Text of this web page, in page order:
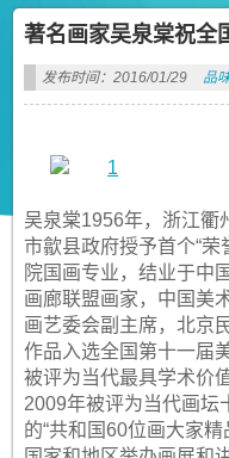
著名画家吴泉棠祝全
发布时间：2016/01/29 品
吴泉棠1956年，浙江衢
市歙县政府授予首个“荣
院国画专业，结业于中
画廊联盟画家，中国美
画艺委会副主席，北京
作品入选全国第十一届
被评为当代最具学术价
2009年被评为当代画坛
的“共和国60位画大家